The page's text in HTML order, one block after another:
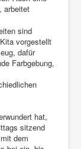
arbeitet
sind
vorgestellt
dafür
Farbgebung,
hat,
sitzend
dem